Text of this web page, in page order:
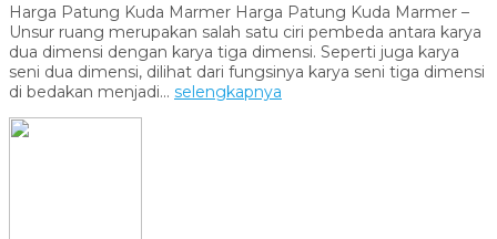
Harga Patung Kuda Marmer Harga Patung Kuda Marmer –
Unsur ruang merupakan salah satu ciri pembeda antara karya
dua dimensi dengan karya tiga dimensi. Seperti juga karya
seni dua dimensi, dilihat dari fungsinya karya seni tiga dimensi
di bedakan menjadi... selengkapnya